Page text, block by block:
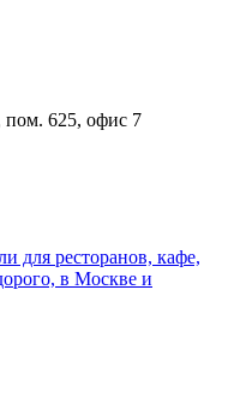
пом. 625, офис 7